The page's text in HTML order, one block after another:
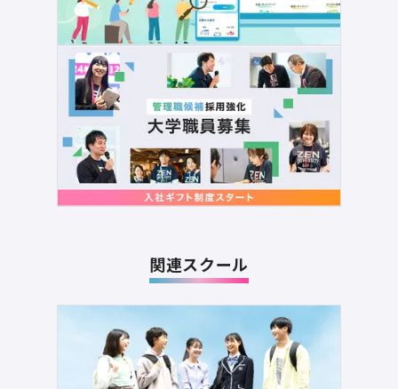
関連スクール